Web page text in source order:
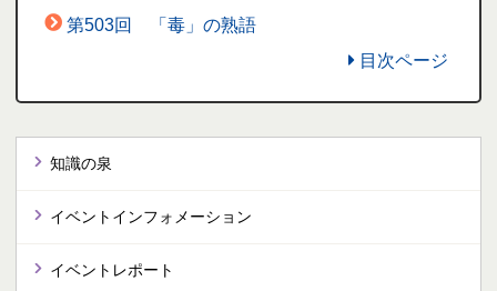
第503回 「毒」の熟語
目次ページ
知識の泉
イベントインフォメーション
イベントレポート